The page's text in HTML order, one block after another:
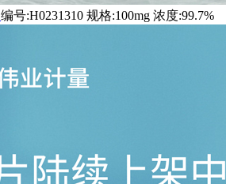
编号:H0231310 规格:100mg 浓度:99.7%